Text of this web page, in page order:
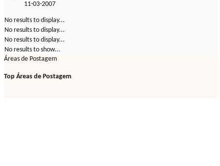
11-03-2007
No results to display...
No results to display...
No results to display...
No results to show...
Áreas de Postagem
Top Áreas de Postagem